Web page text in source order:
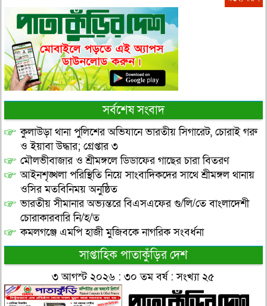
সর্বশেষ সংবাদ
কুলাউড়া থানা পুলিশের অভিযানে ভারতীয় সিগারেট, চোরাই গরু
ও ইয়াবা উদ্ধার; গ্রেপ্তার ৩
মৌলভীবাজার ও শ্রীমঙ্গলে ডিডাফের গাছের চারা বিতরণ
আইনশৃঙ্খলা পরিস্থিতি নিয়ে সাংবাদিকদের সাথে শ্রীমঙ্গল থানায়
ওসির মতবিনিময় অনুষ্ঠিত
ভারতীয় সীমানার অভ্যন্তরে বিএসএফের গু/লি/তে বাংলাদেশী
চোরাকারবারি নি/হ/ত
কমলগঞ্জে এমপি হাজী মুজিবকে নাগরিক সংবর্ধনা
সাপ্তাহিক পাতাকুঁড়ির দেশ
৩ আগস্ট ২০২৬ : ৩০ তম বর্ষ : সংখ্যা ২৫